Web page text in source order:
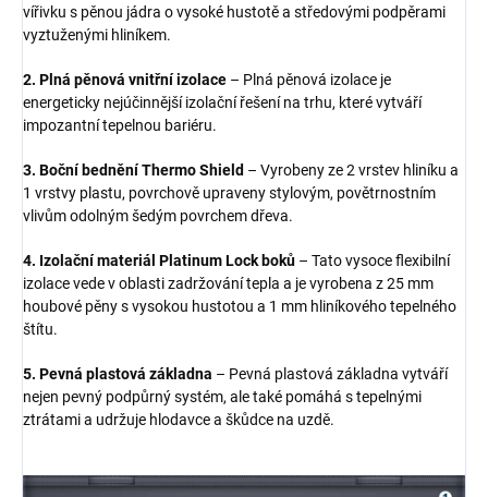
vířivku s pěnou jádra o vysoké hustotě a středovými podpěrami
vyztuženými hliníkem.
2. Plná pěnová vnitřní izolace – Plná pěnová izolace je
energeticky nejúčinnější izolační řešení na trhu, které vytváří
impozantní tepelnou bariéru.
3. Boční bednění Thermo Shield – Vyrobeny ze 2 vrstev hliníku a
1 vrstvy plastu, povrchově upraveny stylovým, povětrnostním
vlivům odolným šedým povrchem dřeva.
4. Izolační materiál Platinum Lock boků – Tato vysoce flexibilní
izolace vede v oblasti zadržování tepla a je vyrobena z 25 mm
houbové pěny s vysokou hustotou a 1 mm hliníkového tepelného
štítu.
5. Pevná plastová základna – Pevná plastová základna vytváří
nejen pevný podpůrný systém, ale také pomáhá s tepelnými
ztrátami a udržuje hlodavce a škůdce na uzdě.